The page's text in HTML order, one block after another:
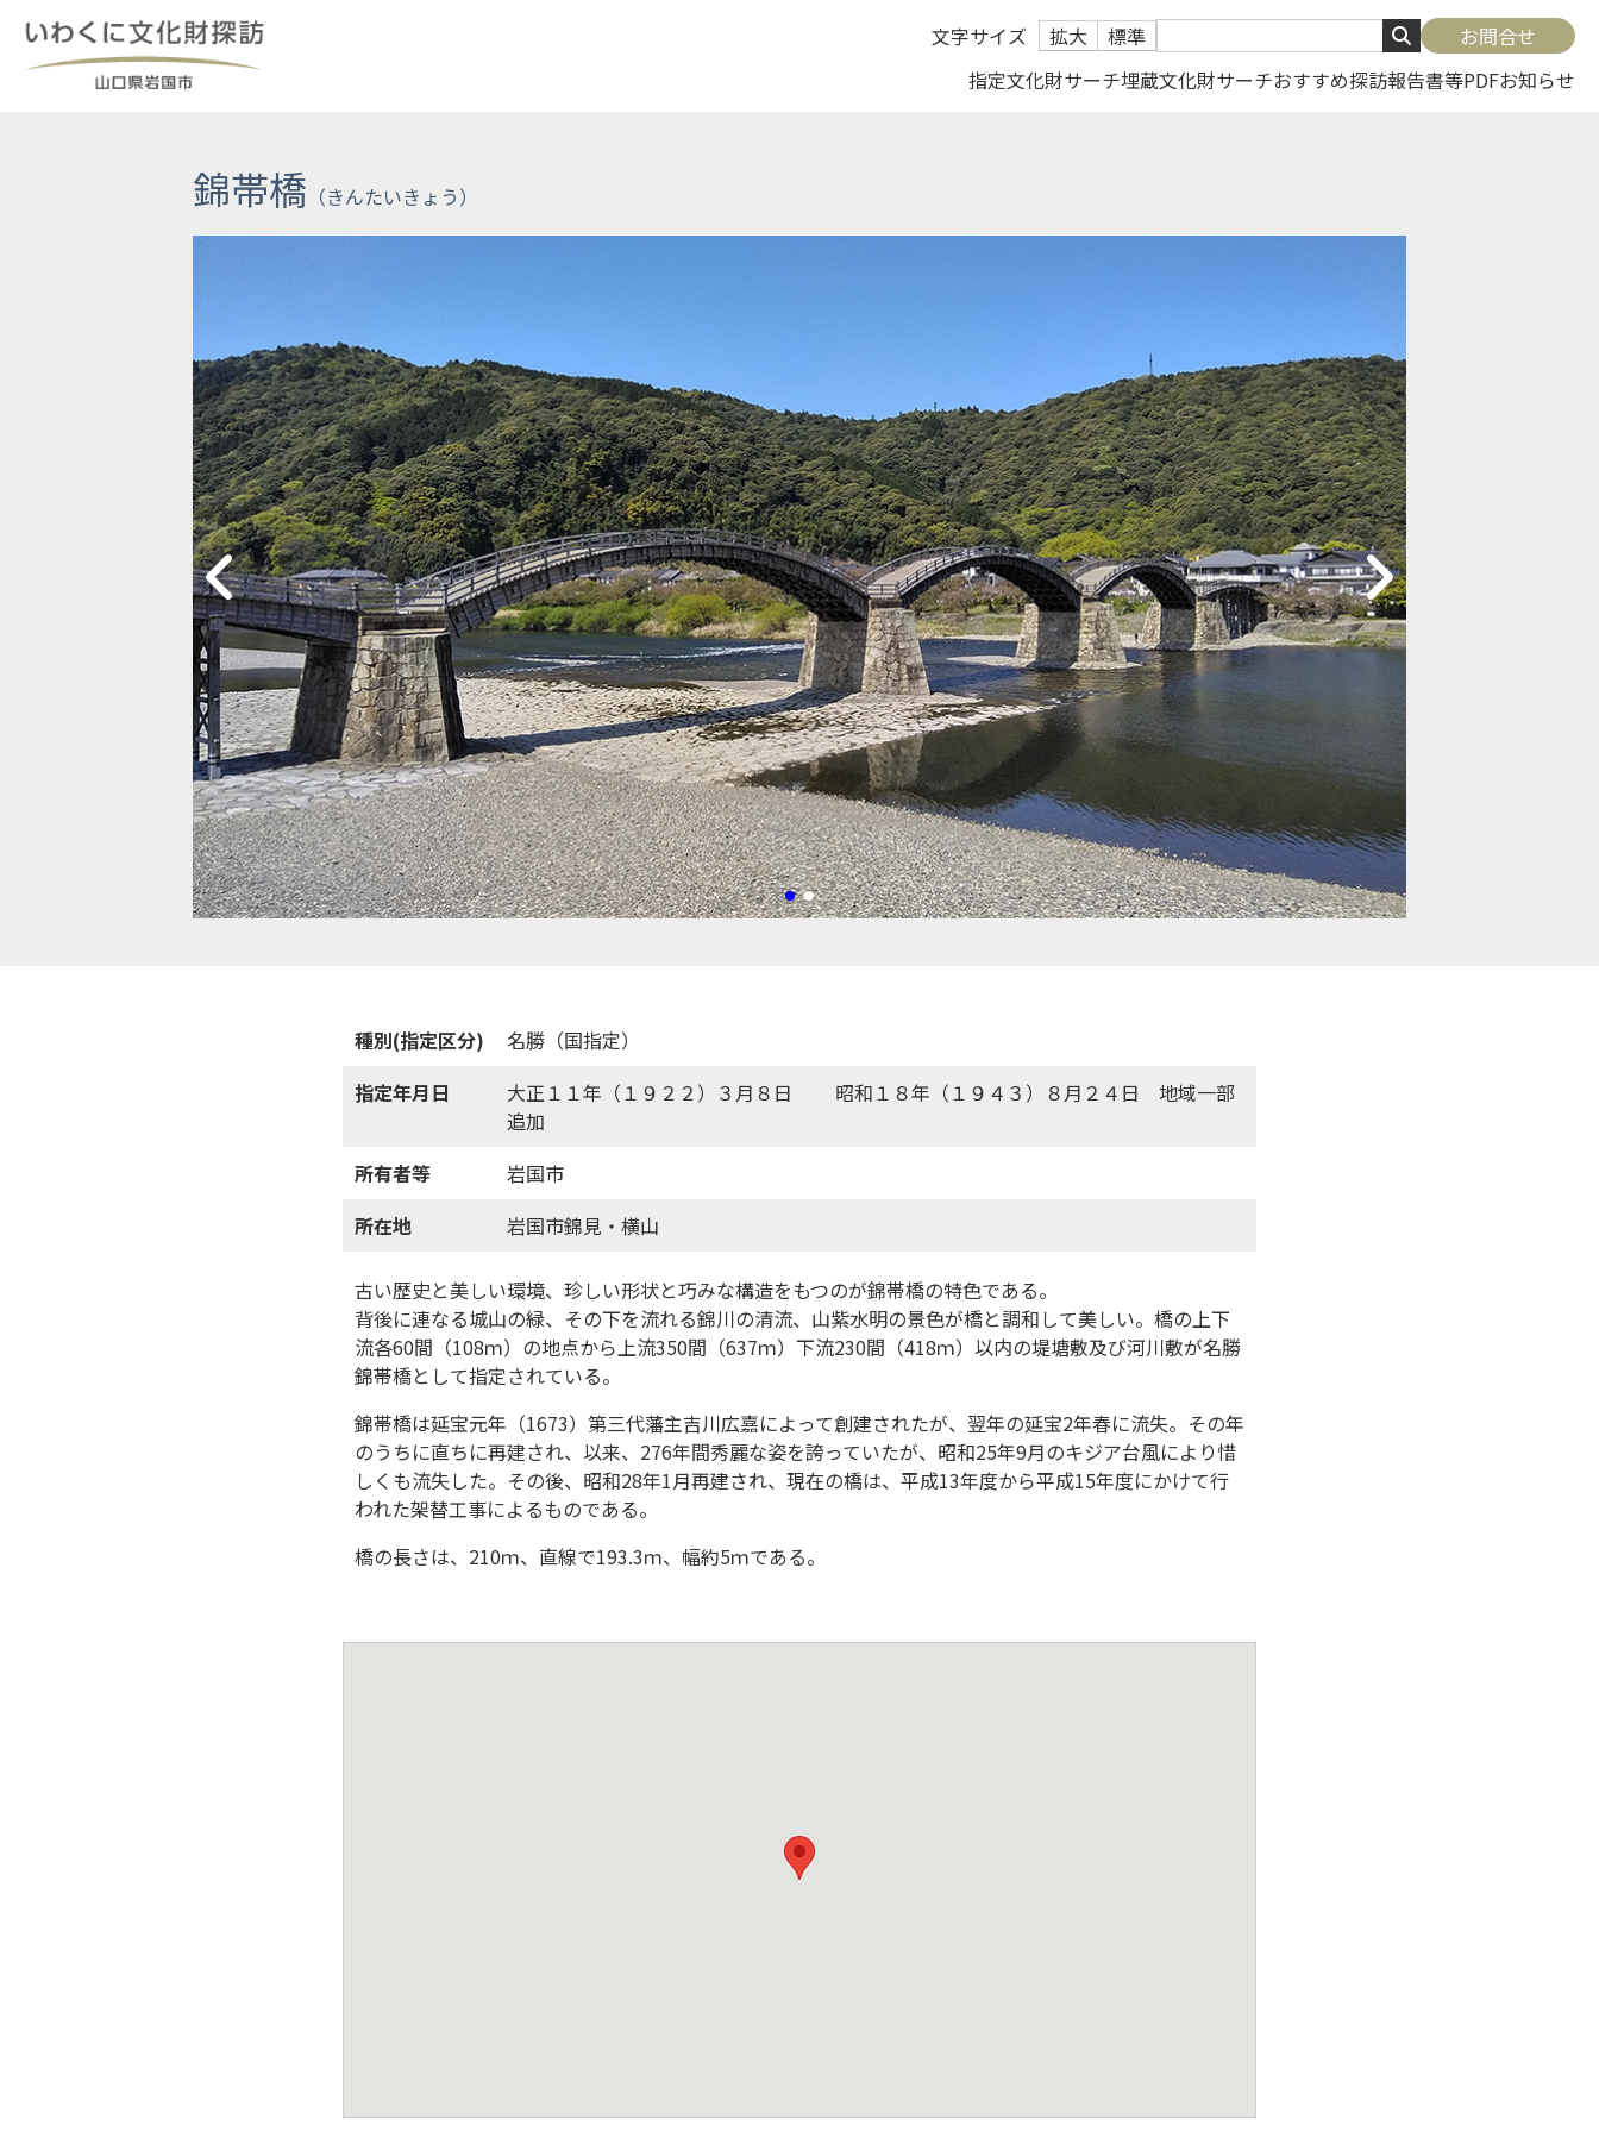
content
文字サイズ 拡大 標準
お問合せ
指定文化財サーチ埋蔵文化財サーチおすすめ探訪報告書等PDFお知らせ
錦帯橋
種別(指定区分)
名勝（国指定）
指定年月日
大正１１年（１９２２）３月８日 昭和１８年（１９４３）８月２４日 地域一部
追加
所有者等
岩国市
所在地
岩国市錦見・横山
古い歴史と美しい環境、珍しい形状と巧みな構造をもつのが錦帯橋の特色である。
背後に連なる城山の緑、その下を流れる錦川の清流、山紫水明の景色が橋と調和して美しい。橋の上下
流各60間（108ｍ）の地点から上流350間（637ｍ）下流230間（418ｍ）以内の堤塘敷及び河川敷が名勝
錦帯橋として指定されている。
錦帯橋は延宝元年（1673）第三代藩主吉川広嘉によって創建されたが、翌年の延宝2年春に流失。その年
のうちに直ちに再建され、以来、276年間秀麗な姿を誇っていたが、昭和25年9月のキジア台風により惜
しくも流失した。その後、昭和28年1月再建され、現在の橋は、平成13年度から平成15年度にかけて行
われた架替工事によるものである。
橋の長さは、210ｍ、直線で193.3ｍ、幅約5ｍである。